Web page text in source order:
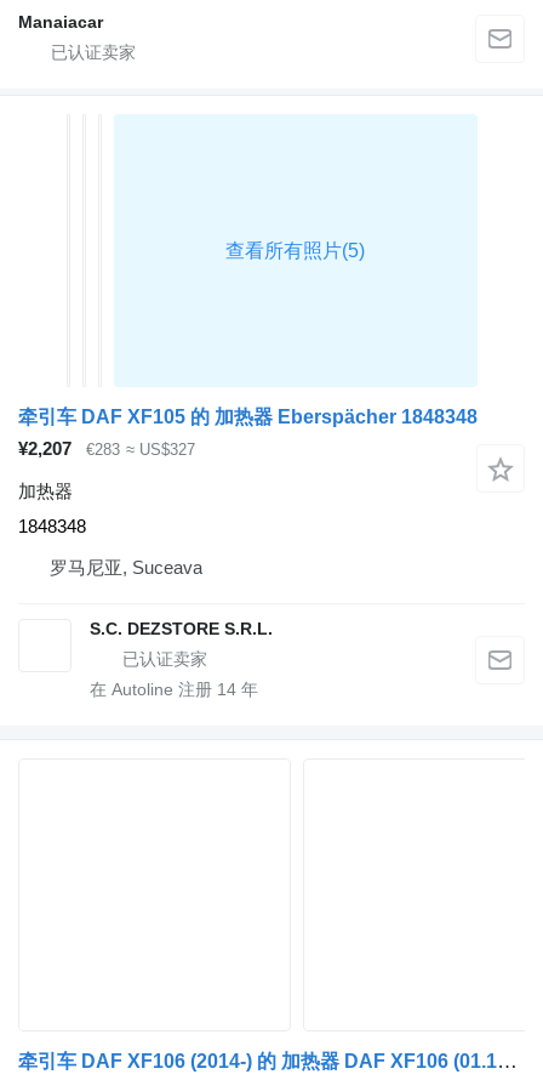
Manaiacar
牵引车 DAF XF105 的 加热器 Eberspächer 1848348
¥2,207
€283 ≈ US$327
加热器
1848348
罗马尼亚, Suceava
S.C. DEZSTORE S.R.L.
在 Autoline 注册 14 年
牵引车 DAF XF106 (2014-) 的 加热器 DAF XF106 (01.14-) 22451801